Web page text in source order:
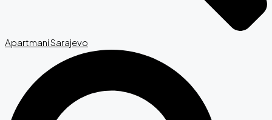
Apartmani Sarajevo